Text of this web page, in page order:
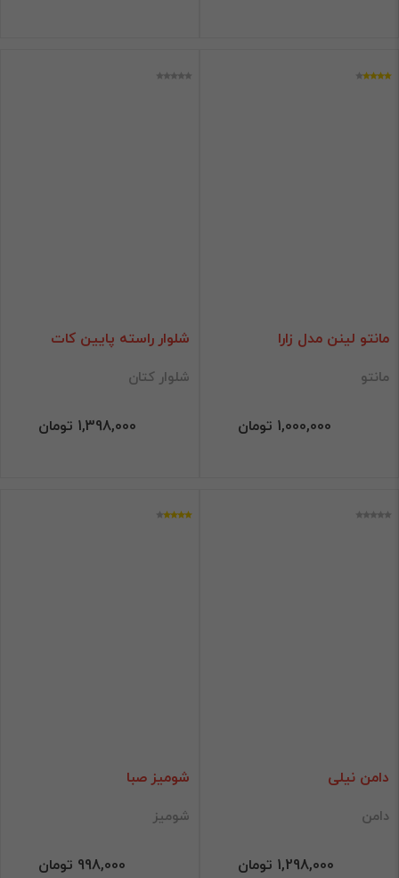
مانتو لینن مدل زارا
مانتو
1,000,000 تومان
شلوار راسته پایین کات
شلوار کتان
1,398,000 تومان
دامن نیلی
دامن
1,298,000 تومان
شومیز صبا
شومیز
998,000 تومان